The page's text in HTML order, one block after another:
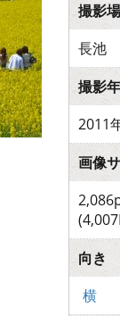
撮影
長池
撮影
2011
画像
向き
横